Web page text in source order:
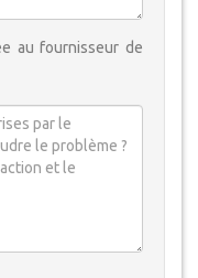
au fournisseur de